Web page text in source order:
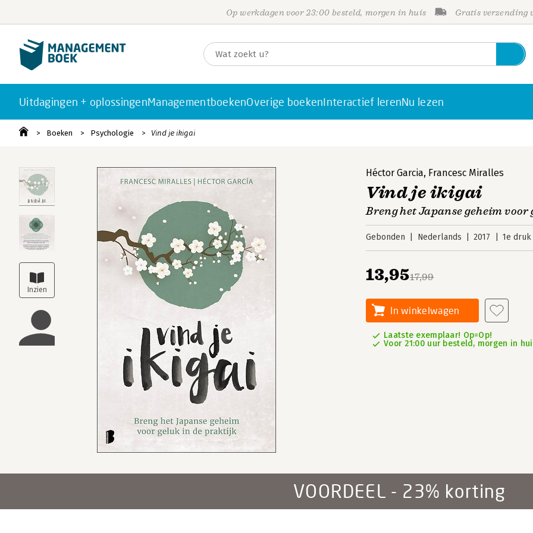
Op werkdagen voor 23:00 besteld, morgen in huis Gratis verzending
Uitdagingen + oplossingenManagementboekenOverige boekenInteractief lerenNu lezen
Boeken Psychologie Vind je ikigai
Héctor Garcia, Francesc Miralles
Vind je ikigai
Breng het Japanse geheim
Gebonden Nederlands 2017 1e druk
17,99
13,95
In winkelwagen
Laatste exemplaar! Op=Op!
Voor 21:00 uur besteld, morgen in
VOORDEEL - 23% korting